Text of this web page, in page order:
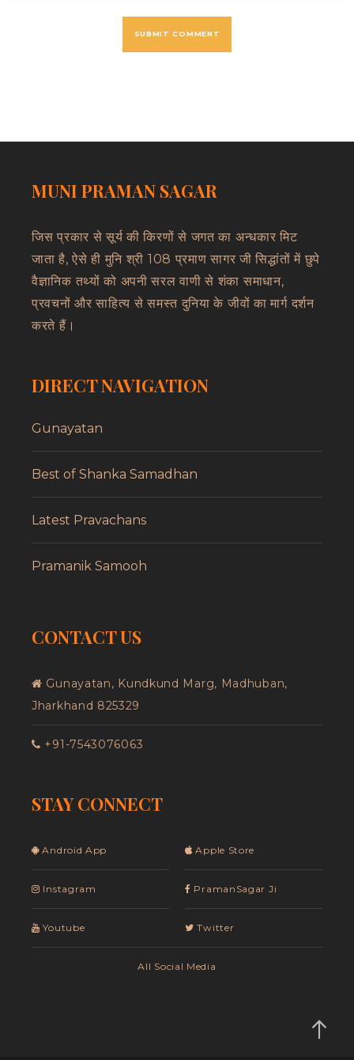
MUNI PRAMAN SAGAR
जिस प्रकार से सूर्य की किरणों से जगत का अन्धकार मिट
जाता है, ऐसे ही मुनि श्री 108 प्रमाण सागर जी सिद्धांतों में छुपे
वैज्ञानिक तथ्यों को अपनी सरल वाणी से शंका समाधान,
प्रवचनों और साहित्य से समस्त दुनिया के जीवों का मार्ग दर्शन
करते हैं।
DIRECT NAVIGATION
Gunayatan
Best of Shanka Samadhan
Latest Pravachans
Pramanik Samooh
CONTACT US
Gunayatan, Kundkund Marg, Madhuban,
Jharkhand 825329
+91-7543076063
STAY CONNECT
Android App
Instagram
Youtube
Apple Store
PramanSagar Ji
Twitter
All Social Media